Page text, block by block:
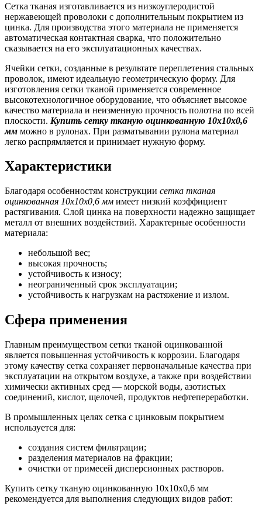
Сетка тканая изготавливается из низкоуглеродистой
нержавеющей проволоки с дополнительным покрытием из
цинка. Для производства этого материала не применяется
автоматическая контактная сварка, что положительно
сказывается на его эксплуатационных качествах.
Ячейки сетки, созданные в результате переплетения стальных
проволок, имеют идеальную геометрическую форму. Для
изготовления сетки тканой применяется современное
высокотехнологичное оборудование, что объясняет высокое
качество материала и неизменную прочность полотна по всей
плоскости. Купить сетку тканую оцинкованную 10х10х0,6
мм можно в рулонах. При разматывании рулона материал
легко распрямляется и принимает нужную форму.
Характеристики
Благодаря особенностям конструкции сетка тканая
оцинкованная 10х10х0,6 мм имеет низкий коэффициент
растягивания. Слой цинка на поверхности надежно защищает
металл от внешних воздействий. Характерные особенности
материала:
небольшой вес;
высокая прочность;
устойчивость к износу;
неограниченный срок эксплуатации;
устойчивость к нагрузкам на растяжение и излом.
Сфера применения
Главным преимуществом сетки тканой оцинкованной
является повышенная устойчивость к коррозии. Благодаря
этому качеству сетка сохраняет первоначальные качества при
эксплуатации на открытом воздухе, а также при воздействии
химически активных сред — морской воды, азотистых
соединений, кислот, щелочей, продуктов нефтепереработки.
В промышленных целях сетка с цинковым покрытием
используется для:
создания систем фильтрации;
разделения материалов на фракции;
очистки от примесей дисперсионных растворов.
Купить сетку тканую оцинкованную 10х10х0,6 мм
рекомендуется для выполнения следующих видов работ: